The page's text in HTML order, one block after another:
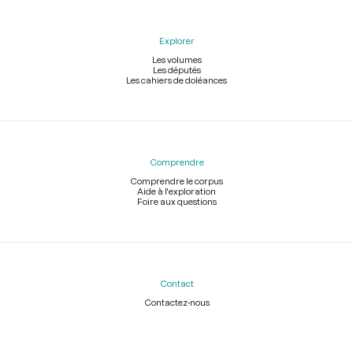
Explorer
Les volumes
Les députés
Les cahiers de doléances
Comprendre
Comprendre le corpus
Aide à l'exploration
Foire aux questions
Contact
Contactez-nous